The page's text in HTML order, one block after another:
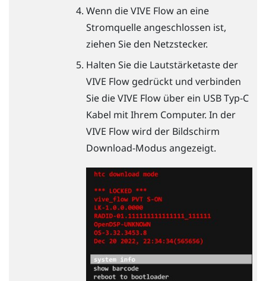
Wenn dieVIVE Flowan eine
Stromquelle angeschlossen ist,
ziehen Sie den Netzstecker.
Halten Sie die Lautstärketaste der
VIVE Flowgedrückt und verbinden
Sie dieVIVE Flowüber ein USB Typ-C
Kabel mit Ihrem Computer. In der
VIVE Flowwird der Bildschirm
Download-Modus angezeigt.